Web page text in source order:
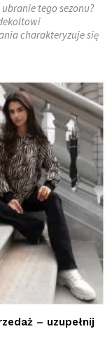
tego sezonu?
charakteryzuje się
– uzupełnij